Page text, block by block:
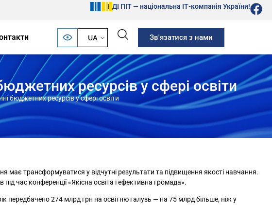
НДІ ПІТ — національна ІТ-компанія України!
UA Зв'язатися з нами
ресурсів у сфері освіти
бюджетних ресурсів у сфері освіти
має трансформуватися у відчутні результати та підвищення якості навчання.
час конференції «Якісна освіта і ефективна громада».
передбачено 274 млрд грн на освітню галузь — на 75 млрд більше, ніж у